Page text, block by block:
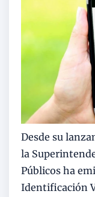
Desde su
la
Públicos ha
Identificación